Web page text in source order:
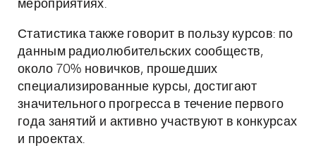
мероприятиях.
Статистика также говорит в пользу курсов: по
данным радиолюбительских сообществ,
около 70% новичков, прошедших
специализированные курсы, достигают
значительного прогресса в течение первого
года занятий и активно участвуют в конкурсах
и проектах.